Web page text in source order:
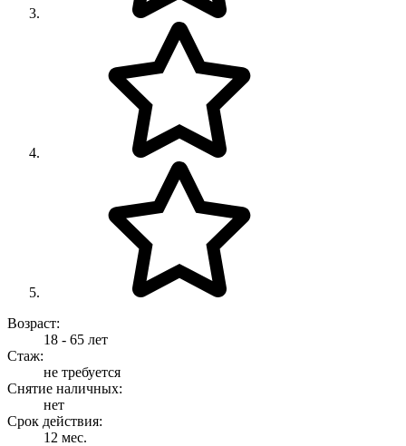
Возраст:
18 - 65 лет
Стаж:
не требуется
Снятие наличных:
нет
Срок действия:
12 мес.